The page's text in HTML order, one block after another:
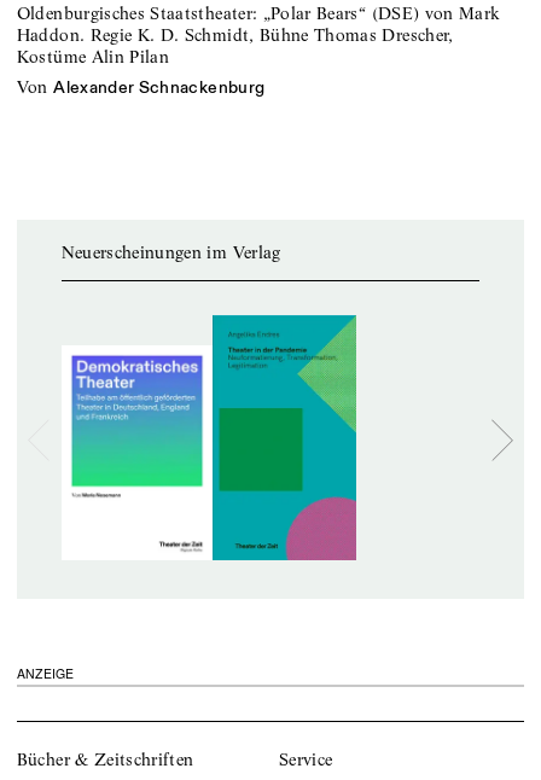
Oldenburgisches Staatstheater: „Polar Bears“ (DSE) von Mark
Haddon. Regie K. D. Schmidt, Bühne Thomas Drescher,
Kostüme Alin Pilan
von Alexander Schnackenburg
Neuerscheinungen im Verlag
ANZEIGE
Bücher & Zeitschriften Service